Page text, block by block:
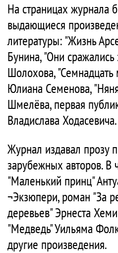
На страницах журнала
выдающиеся
литературы: "Жизнь
Бунина, "Они
Шолохова,
Юлиана Семенова,
Шмелёва, первая
Владислава Ходасевича.
Журнал издавал прозу
зарубежных авторов. В
"Маленький принц"
¬Экзюпери, роман "За
деревьев" Эрнеста
"Медведь" Уильяма
другие произведения.